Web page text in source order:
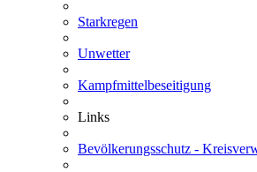
Starkregen
Unwetter
Kampfmittelbeseitigung
Links
Bevölkerungsschutz -